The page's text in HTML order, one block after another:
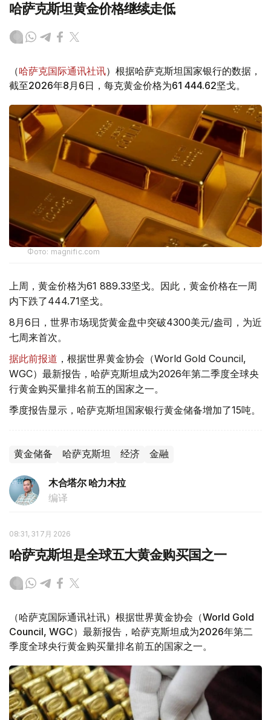
哈萨克斯坦黄金价格继续走低
（哈萨克国际通讯社讯）根据哈萨克斯坦国家银行的数据，
截至2026年8月6日，每克黄金价格为61 444.62坚戈。
Фото: magnific.com
上周，黄金价格为61 889.33坚戈。因此，黄金价格在一周
内下跌了444.71坚戈。
8月6日，世界市场现货黄金盘中突破4300美元/盎司，为近
七周来首次。
据此前报道 ，根据世界黄金协会（World Gold Council,
WGC）最新报告，哈萨克斯坦成为2026年第二季度全球央
行黄金购买量排名前五的国家之一。
季度报告显示，哈萨克斯坦国家银行黄金储备增加了15吨。
黄金储备 哈萨克斯坦 经济 金融
木合塔尔 哈力木拉
编译
08:31, 31 7月 2026
哈萨克斯坦是全球五大黄金购买国之一
（哈萨克国际通讯社讯）根据世界黄金协会（World Gold
Council, WGC）最新报告，哈萨克斯坦成为2026年第二
季度全球央行黄金购买量排名前五的国家之一。